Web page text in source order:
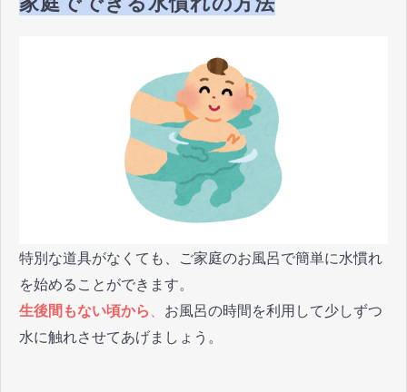
特別な道具がなくても、ご家庭のお風呂で簡単に水慣れ
を始めることができます。
生後間もない頃から、 お風呂の時間を利用して少しずつ
水に触れさせてあげましょう。